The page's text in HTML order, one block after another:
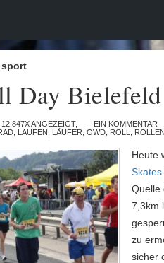
sport
Day Bielefeld
12.847X ANGEZEIGT,
EIN KOMMENTAR
LAUFEN LÄUFER OWD ROLL ROLLEN
Heute
Skates
Quelle
7,3km
zu
sicher